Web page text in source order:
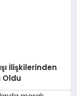
İlişkilerinden
Oldu